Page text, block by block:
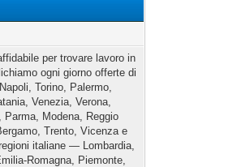
per trovare lavoro in
ogni giorno offerte di
Torino, Palermo,
Venezia, Verona,
Modena, Reggio
Trento, Vicenza e
italiane — Lombardia,
Romagna, Piemonte,